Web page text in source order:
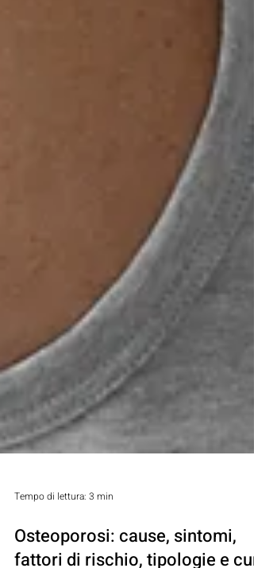
Tempo di lettura: 3 min